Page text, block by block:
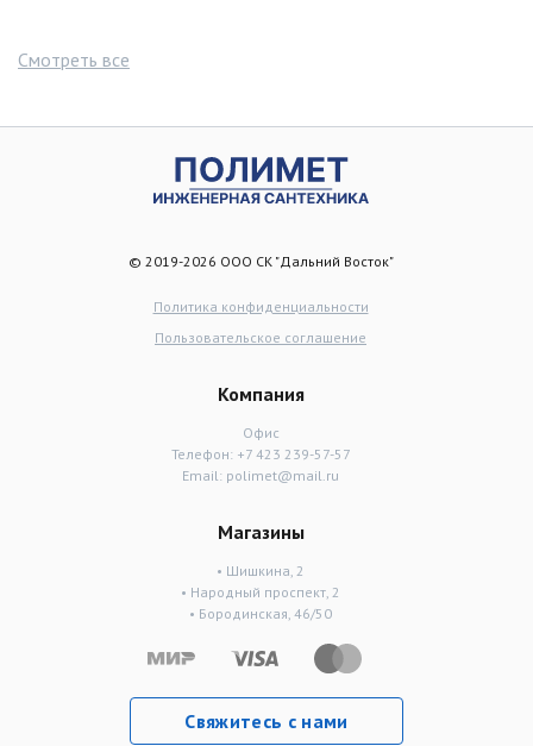
Смотреть все
© 2019-2026 ООО СК "Дальний Восток"
Политика конфиденциальности
Пользовательское соглашение
Компания
Офис
Телефон: +7 423 239-57-57
Email: polimet@mail.ru
Магазины
• Шишкина, 2
• Народный проспект, 2
• Бородинская, 46/50
Свяжитесь с нами